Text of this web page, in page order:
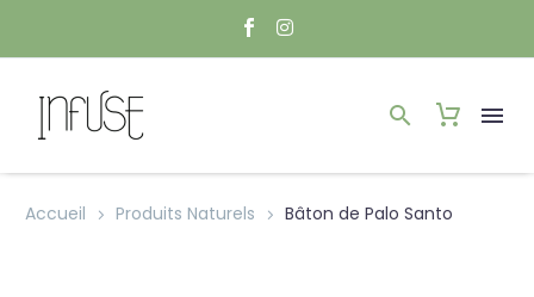
Accueil Produits Naturels Bâton de Palo Santo